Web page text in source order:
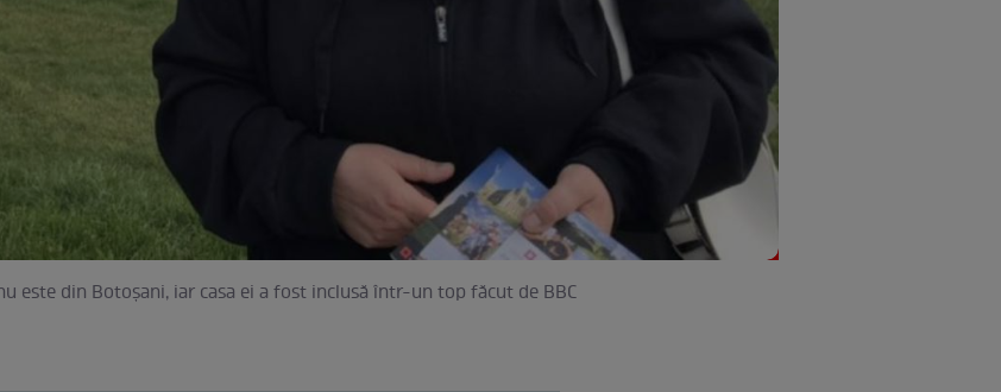
este din Botoșani, iar casa ei a fost inclusă într-un top făcut de BBC